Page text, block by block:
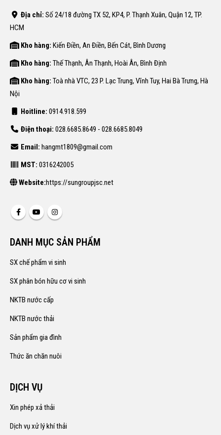
Địa chỉ: Số 24/18 đường TX 52, KP4, P. Thạnh Xuân, Quận 12, TP.
HCM
Kho hàng: Kiến Điền, An Điền, Bến Cát, Bình Dương
Kho hàng: Thế Thạnh, Ân Thạnh, Hoài Ân, Bình Định
Kho hàng: Toà nhà VTC, 23 P. Lạc Trung, Vĩnh Tuy, Hai Bà Trưng, Hà
Nội
Hoitline: 0914.918.599
Điện thoại: 028.6685.8649 - 028.6685.8049
Email: hangmt1809@gmail.com
MST: 0316242005
Website:https://sungroupjsc.net
DANH MỤC SẢN PHẨM
SX chế phẩm vi sinh
SX phân bón hữu cơ vi sinh
NKTB nước cấp
NKTB nước thải
Sản phẩm gia đình
Thức ăn chăn nuôi
DỊCH VỤ
Xin phép xả thải
Dịch vụ xử lý khí thải